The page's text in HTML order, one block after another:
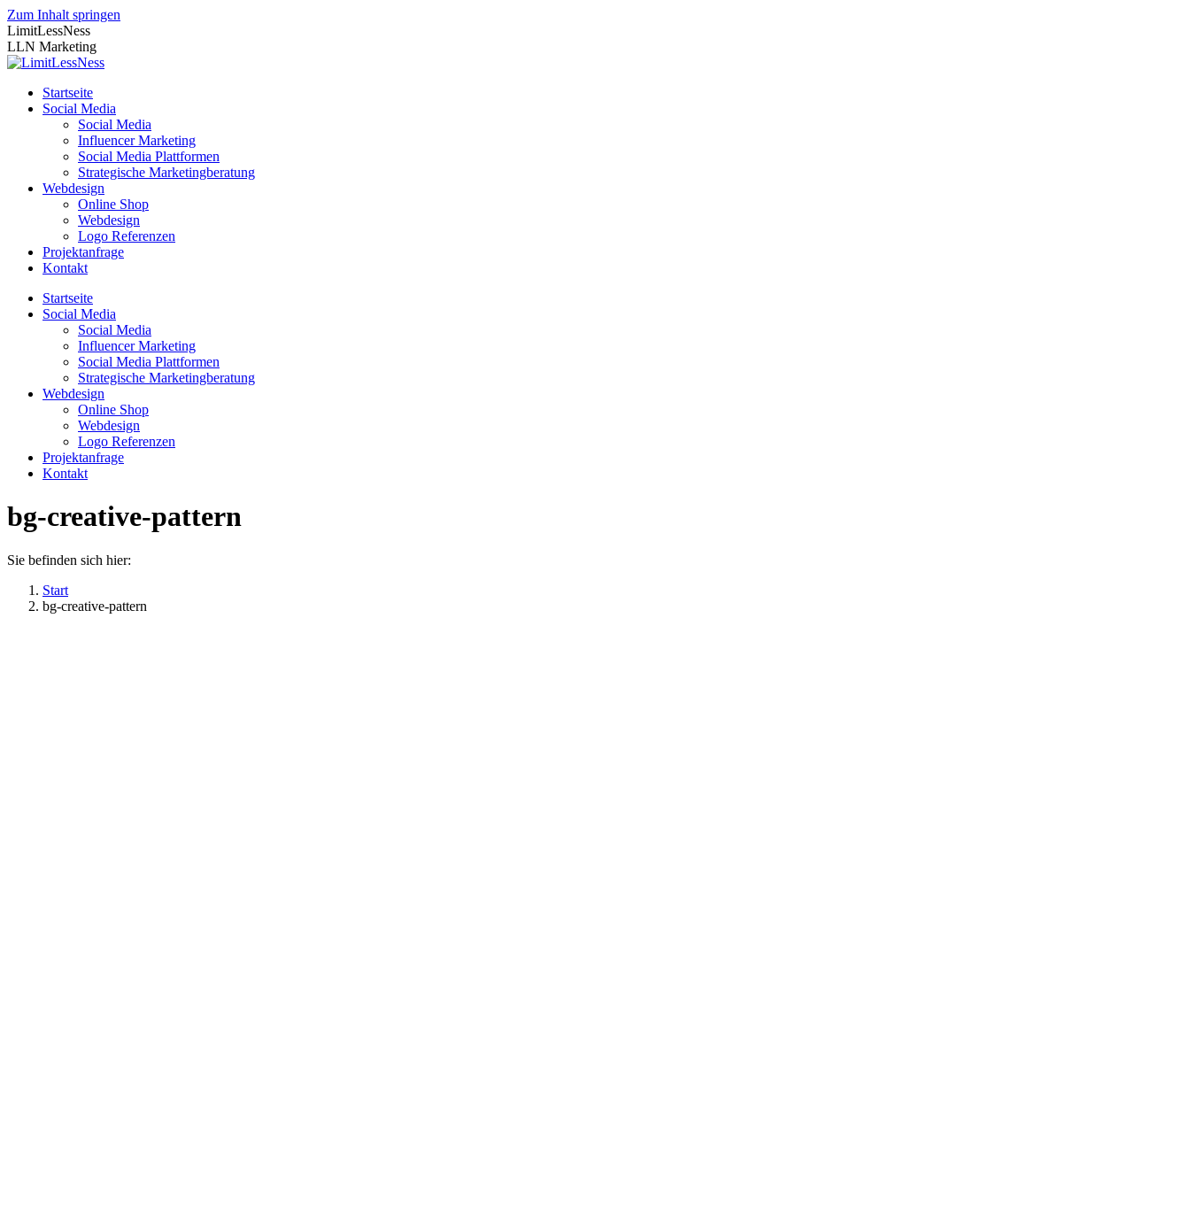
Zum Inhalt springen
LimitLessNess
LLN Marketing
Startseite
Social Media
Social Media
Influencer Marketing
Social Media Plattformen
Strategische Marketingberatung
Webdesign
Online Shop
Webdesign
Logo Referenzen
Projektanfrage
Kontakt
Startseite
Social Media
Social Media
Influencer Marketing
Social Media Plattformen
Strategische Marketingberatung
Webdesign
Online Shop
Webdesign
Logo Referenzen
Projektanfrage
Kontakt
bg-creative-pattern
Sie befinden sich hier:
Start
bg-creative-pattern